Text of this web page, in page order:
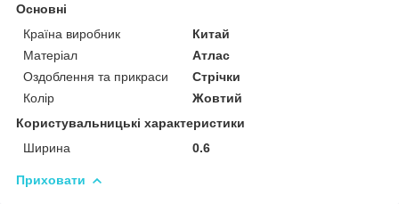
Основні
Країна виробник
Китай
Матеріал
Атлас
Оздоблення та прикраси
Стрічки
Колір
Жовтий
Користувальницькі характеристики
Ширина
0.6
Приховати